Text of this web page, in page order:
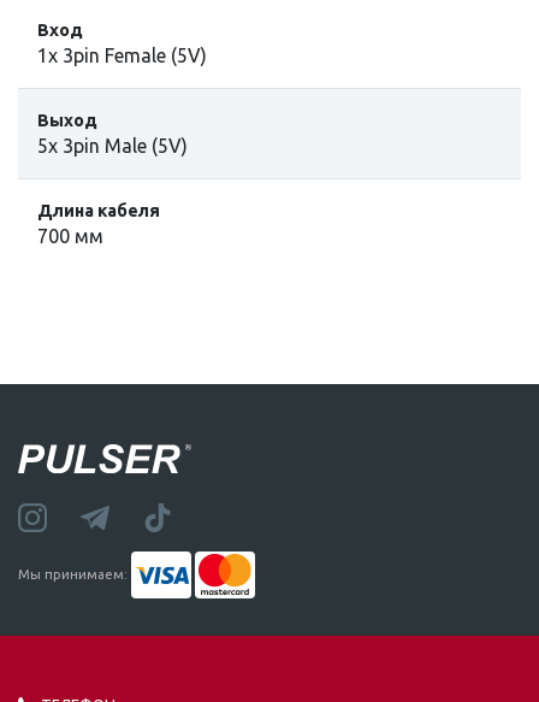
Вход
1x 3pin Female (5V)
Выход
5x 3pin Male (5V)
Длина кабеля
700 мм
Мы принимаем: